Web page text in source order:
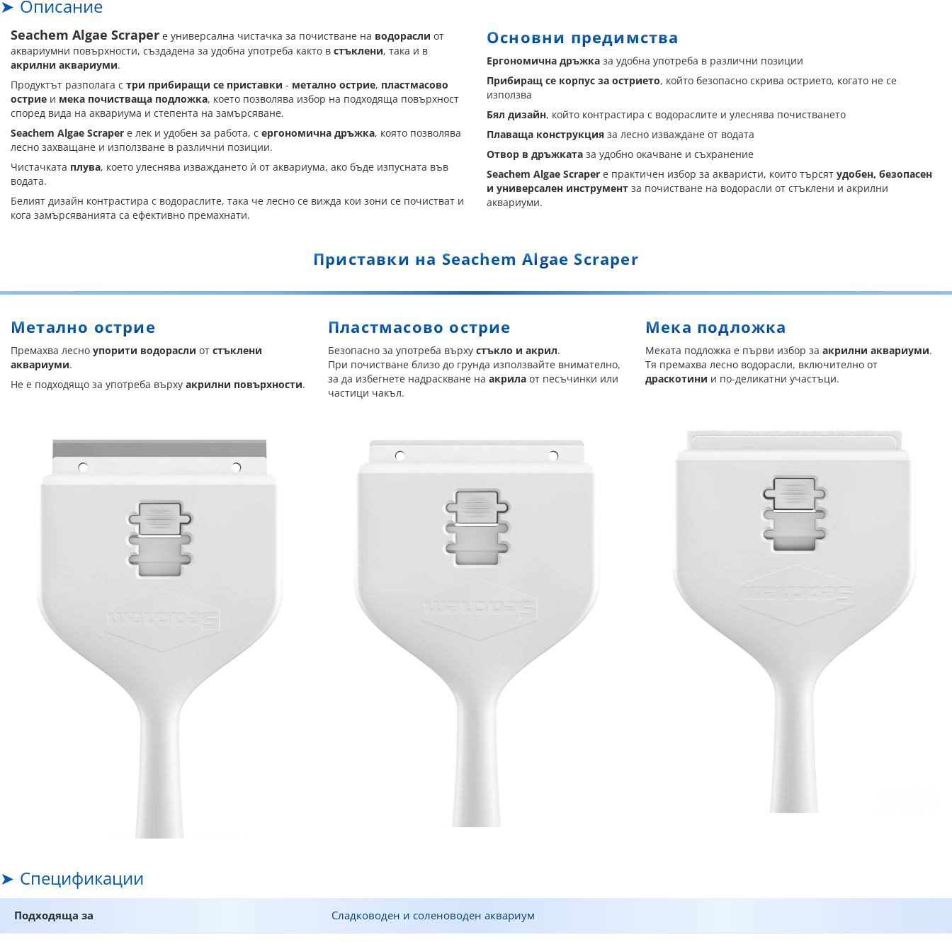
Описание
Seachem Algae Scraper е универсална чистачка за почистване на водорасли от
аквариумни повърхности, създадена за удобна употреба както в стъклени, така и в
акрилни аквариуми.
Продуктът разполага с три прибиращи се приставки - метално острие, пластмасово
острие и мека почистваща подложка, което позволява избор на подходяща повърхност
според вида на аквариума и степента на замърсяване.
Seachem Algae Scraper е лек и удобен за работа, с ергономична дръжка, която позволява
лесно захващане и използване в различни позиции.
Чистачката плува, което улеснява изваждането ѝ от аквариума, ако бъде изпусната във
водата.
Белият дизайн контрастира с водораслите, така че лесно се вижда кои зони се почистват и
кога замърсяванията са ефективно премахнати.
Основни предимства
Ергономична дръжка за удобна употреба в различни позиции
Прибиращ се корпус за острието, който безопасно скрива острието, когато не се
използва
Бял дизайн, който контрастира с водораслите и улеснява почистването
Плаваща конструкция за лесно изваждане от водата
Отвор в дръжката за удобно окачване и съхранение
Seachem Algae Scraper е практичен избор за акваристи, които търсят удобен, безопасен
и универсален инструмент за почистване на водорасли от стъклени и акрилни
аквариуми.
Приставки на Seachem Algae Scraper
Метално острие
Премахва лесно упорити водорасли от стъклени
аквариуми.
Не е подходящо за употреба върху акрилни повърхности.
Пластмасово острие
Безопасно за употреба върху стъкло и акрил.
При почистване близо до грунда използвайте внимателно,
за да избегнете надраскване на акрила от песъчинки или
частици чакъл.
Мека подложка
Меката подложка е първи избор за акрилни аквариуми.
Тя премахва лесно водорасли, включително от
драскотини и по-деликатни участъци.
Спецификации
Подходяща за Сладководен и соленоводен аквариум